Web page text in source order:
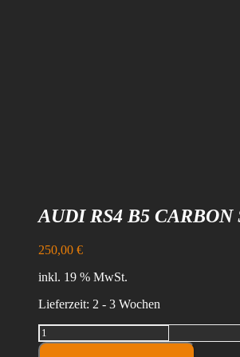
AUDI RS4 B5
250,00 €
inkl. 19 % MwSt.
Lieferzeit: 2 - 3 Wochen
Audi
RS4